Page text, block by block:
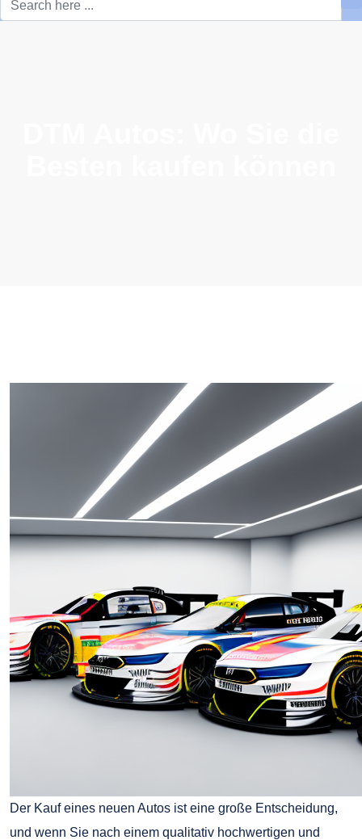
Der Kauf eines neuen Autos ist eine große Entscheidung,
und wenn Sie nach einem qualitativ hochwertigen und